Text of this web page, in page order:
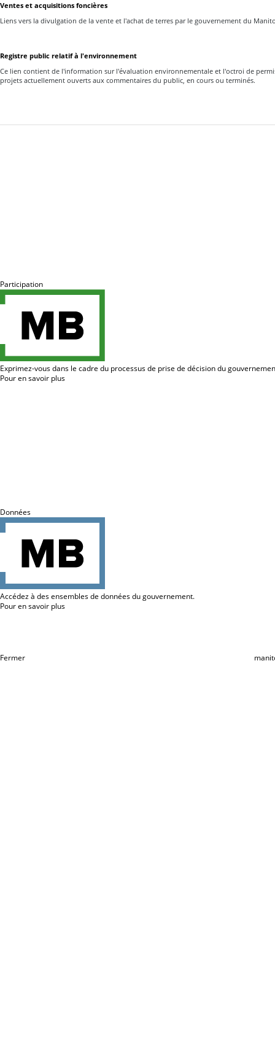
Ventes et acquisitions foncières
Liens vers la divulgation de la vente et l'achat de terres par le gouvernement du
Registre public relatif à l'environnement
Ce lien contient de l'information sur l'évaluation environnementale et l'octroi de
projets actuellement ouverts aux commentaires du public, en cours ou terminés.
Participation
Exprimez-vous dans le cadre du processus de prise de décision du
Pour en savoir plus
Données
Accédez à des ensembles de données du gouvernement.
Pour en savoir plus
Fermer